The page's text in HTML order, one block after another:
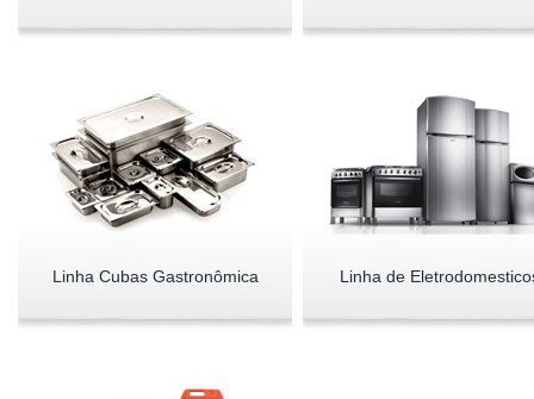
Linha Cubas Gastronômica Linha de